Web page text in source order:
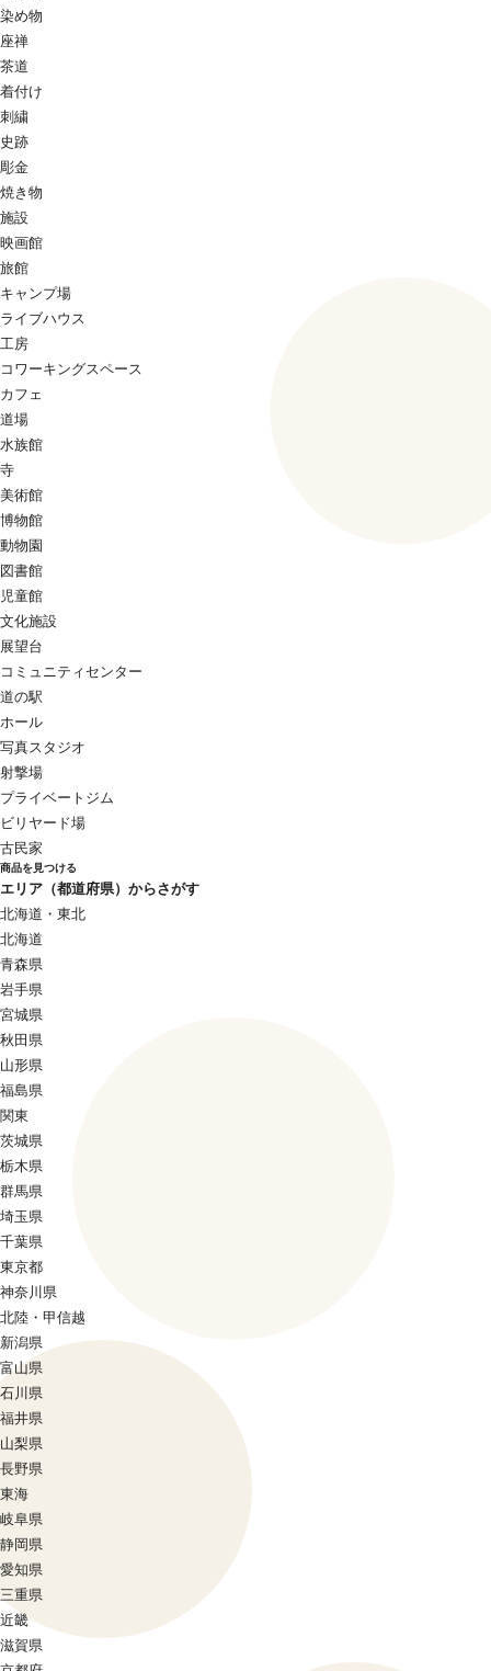
染め物
座禅
茶道
着付け
刺繍
史跡
彫金
焼き物
施設
映画館
旅館
キャンプ場
ライブハウス
工房
コワーキングスペース
カフェ
道場
水族館
寺
美術館
博物館
動物園
図書館
児童館
文化施設
展望台
コミュニティセンター
道の駅
ホール
写真スタジオ
射撃場
プライベートジム
ビリヤード場
古民家
商品を見つける
エリア（都道府県）からさがす
北海道・東北
北海道
青森県
岩手県
宮城県
秋田県
山形県
福島県
関東
茨城県
栃木県
群馬県
埼玉県
千葉県
東京都
神奈川県
北陸・甲信越
新潟県
富山県
石川県
福井県
山梨県
長野県
東海
岐阜県
静岡県
愛知県
三重県
近畿
滋賀県